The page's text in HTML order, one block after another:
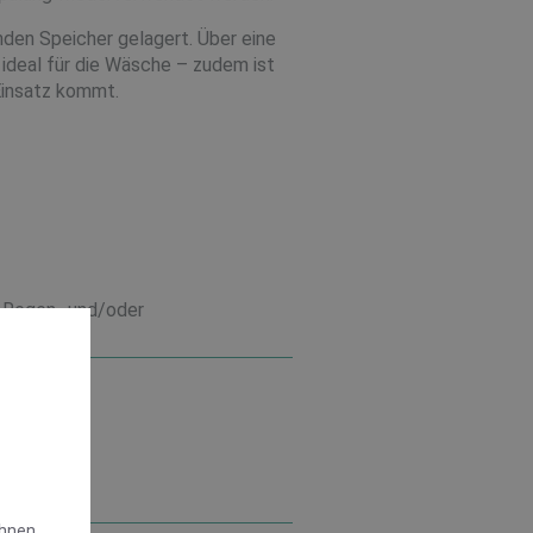
Speicher gelagert. Über eine
für die Wäsche – zudem ist
kommt.
und/oder